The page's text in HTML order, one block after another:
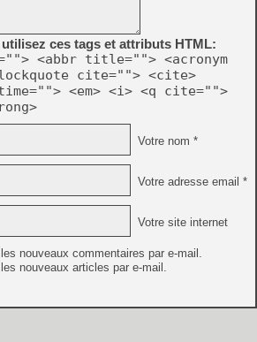
ces tags et attributs HTML:
<abbr title=""> <acronym
cite=""> <cite>
<em> <i> <q cite="">
Votre nom *
Votre adresse email *
Votre site internet
nouveaux commentaires par e-mail.
nouveaux articles par e-mail.